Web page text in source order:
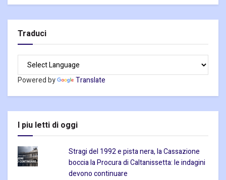
Traduci
Powered by Translate
I piu letti di oggi
Stragi del 1992 e pista nera, la Cassazione
boccia la Procura di Caltanissetta: le indagini
devono continuare